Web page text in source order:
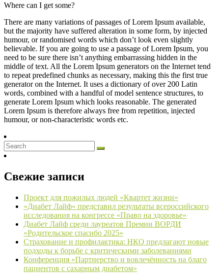
Where can I get some?
There are many variations of passages of Lorem Ipsum available,
but the majority have suffered alteration in some form, by injected
humour, or randomised words which don’t look even slightly
believable. If you are going to use a passage of Lorem Ipsum, you
need to be sure there isn’t anything embarrassing hidden in the
middle of text. All the Lorem Ipsum generators on the Internet tend
to repeat predefined chunks as necessary, making this the first true
generator on the Internet. It uses a dictionary of over 200 Latin
words, combined with a handful of model sentence structures, to
generate Lorem Ipsum which looks reasonable. The generated
Lorem Ipsum is therefore always free from repetition, injected
humour, or non-characteristic words etc.
Свежие записи
Проект для пожилых людей «Квартет жизни»
«Диабет Лайф» представил результаты всероссийского
исследования на конгрессе «Право на здоровье»
Диабет Лайф среди лауреатов Премии ВОРДИ
«Родительское спасибо 2025»
Страхование и профилактика: НКО предлагают новые
подходы к борьбе с критическими заболеваниями
Конференция «Партнерство и вовлечённость на благо
пациентов с сахарным диабетом»